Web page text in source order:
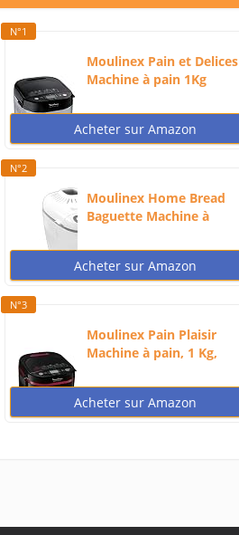
N°1
Moulinex Pain et Delices
Machine à pain 1Kg
Acheter sur Amazon
N°2
Moulinex Home Bread
Baguette Machine à
Acheter sur Amazon
N°3
Moulinex Pain Plaisir
Machine à pain, 1 Kg,
Acheter sur Amazon